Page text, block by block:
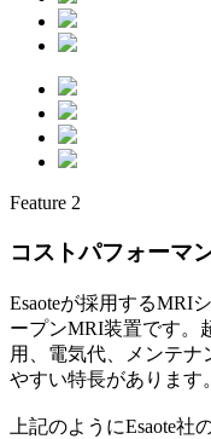
Feature 2
コストパフォーマ
Esaoteが採用するMRI
ープンMRI装置です。
用、電気代、メンテナ
やすい特長があります。
上記のようにEsaote